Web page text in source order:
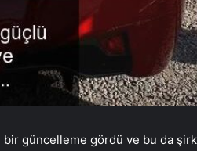
bir güncelleme gördü ve bu da